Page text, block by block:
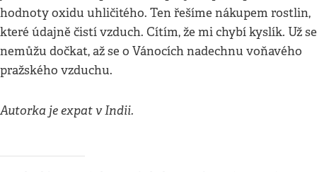
hodnoty oxidu uhličitého. Ten řešíme nákupem rostlin,
které údajně čistí vzduch. Cítím, že mi chybí kyslík. Už se
nemůžu dočkat, až se o Vánocích nadechnu voňavého
pražského vzduchu.
Autorka je expat v Indii.